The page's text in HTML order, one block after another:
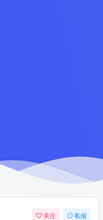
关注 私信